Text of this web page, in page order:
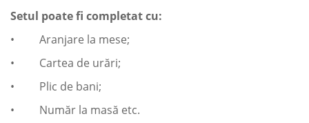
Setul poate fi completat cu:
• Aranjare la mese;
• Cartea de urări;
• Plic de bani;
• Număr la masă etc.